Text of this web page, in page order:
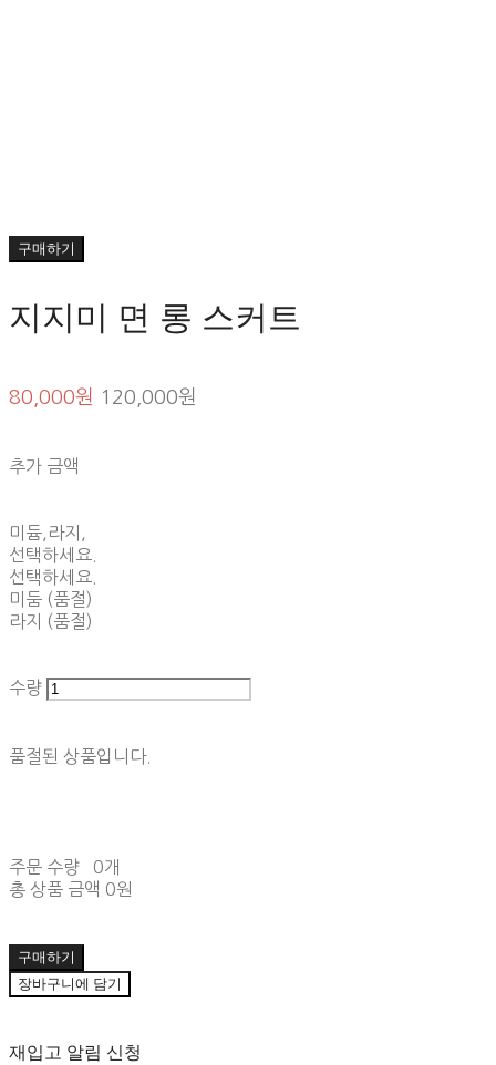
구매하기
지지미 면 롱 스커트
80,000원 120,000원
추가 금액
미듐,라지,
선택하세요.
선택하세요.
미둠 (품절)
라지 (품절)
수량
품절된 상품입니다.
주문 수량
0개
총 상품 금액 0원
구매하기
장바구니에 담기
재입고 알림 신청